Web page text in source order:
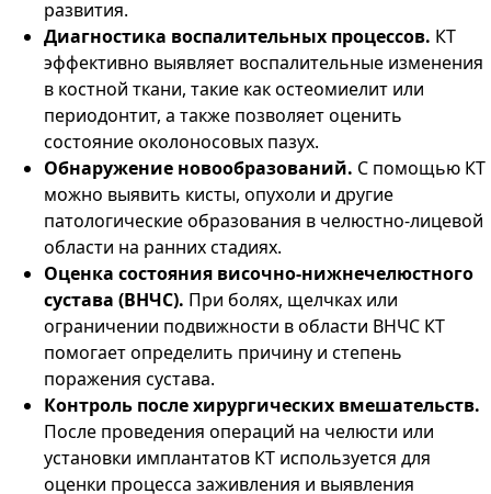
развития.
Диагностика воспалительных процессов. КТ
эффективно выявляет воспалительные изменения
в костной ткани, такие как остеомиелит или
периодонтит, а также позволяет оценить
состояние околоносовых пазух.
Обнаружение новообразований. С помощью КТ
можно выявить кисты, опухоли и другие
патологические образования в челюстно-лицевой
области на ранних стадиях.
Оценка состояния височно-нижнечелюстного
сустава (ВНЧС). При болях, щелчках или
ограничении подвижности в области ВНЧС КТ
помогает определить причину и степень
поражения сустава.
Контроль после хирургических вмешательств.
После проведения операций на челюсти или
установки имплантатов КТ используется для
оценки процесса заживления и выявления